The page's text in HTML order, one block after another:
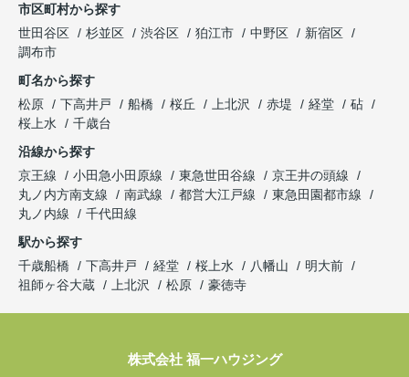
市区町村から探す
世田谷区
杉並区 渋谷区 狛江市 中野区
新宿区
調布市
町名から探す
松原
下高井戸 船橋 桜丘 上北沢 赤堤 経堂
砧
桜上水
千歳台
沿線から探す
京王線
小田急小田原線 東急世田谷線
京王井の頭線
丸ノ内方南支線
南武線 都営大江戸線
東急田園都市線
丸ノ内線
千代田線
駅から探す
千歳船橋
下高井戸 経堂 桜上水 八幡山
明大前
祖師ヶ谷大蔵
上北沢 松原 豪徳寺
株式会社 福一ハウジング